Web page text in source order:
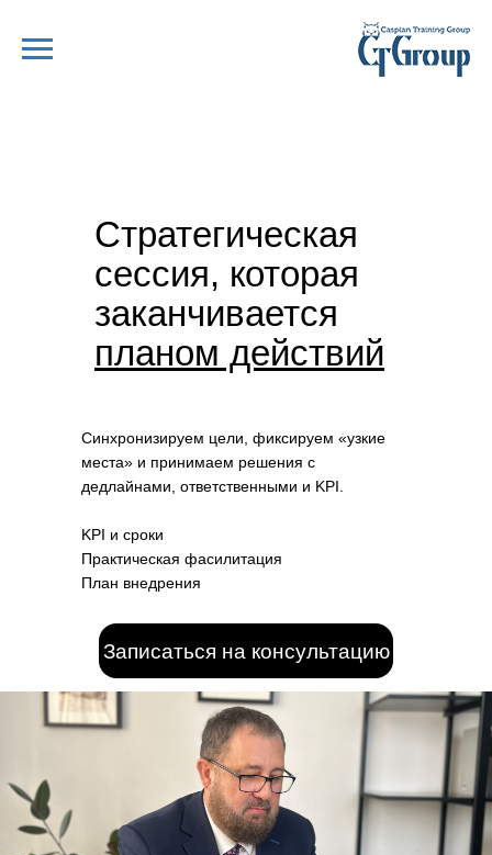
Стратегическая
сессия, которая
заканчивается
планом действий
Синхронизируем цели, фиксируем «узкие
места» и принимаем решения с
дедлайнами, ответственными и KPI.
KPI и сроки
Практическая фасилитация
План внедрения
Записаться на консультацию